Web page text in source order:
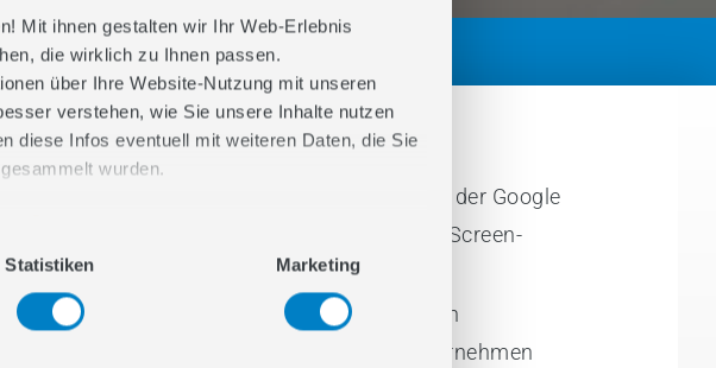
Mit ihnen gestalten wir Ihr Web-Erlebnis
die wirklich zu Ihnen passen.
über Ihre Website-Nutzung mit unseren
verstehen, wie Sie unsere Inhalte nutzen
diese Infos eventuell mit weiteren Daten, die Sie
wurden.
Statistiken Marketing
2025
Welche Chancen bietet der Google
TV Masthead als First-Screen-
Moment?
Fazit: Wann lohnen sich
Grossformate für Unternehmen